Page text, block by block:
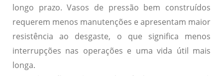
longo prazo. Vasos de pressão bem construídos
requerem menos manutenções e apresentam maior
resistência ao desgaste, o que significa menos
interrupções nas operações e uma vida útil mais
longa.